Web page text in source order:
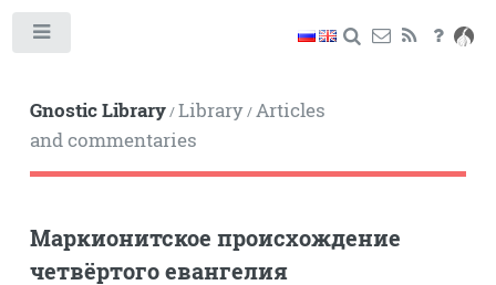
Gnostic Library/Library/Articles
and commentaries
Маркионитское происхождение
четвёртого евангелия